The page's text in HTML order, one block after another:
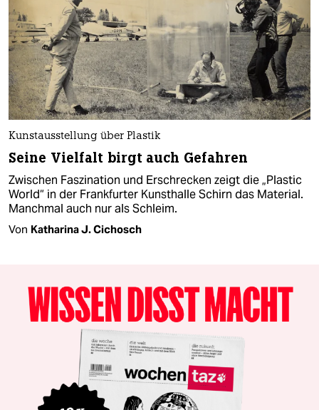
Kunstausstellung über Plastik
Seine Vielfalt birgt auch Gefahren
Zwischen Faszination und Erschrecken zeigt die „Plastic
World“ in der Frankfurter Kunsthalle Schirn das Material.
Manchmal auch nur als Schleim.
Von Katharina J. Cichosch